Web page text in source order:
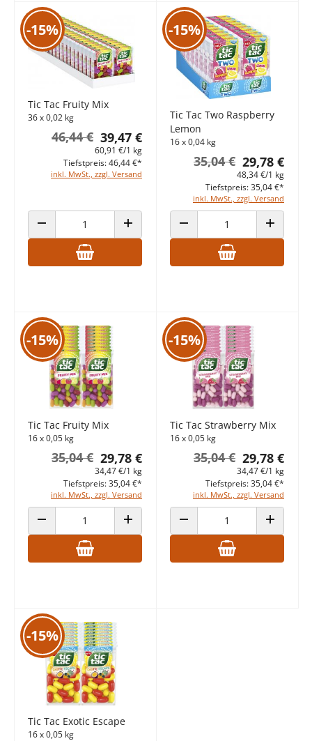
-15%
Tic Tac Fruity Mix
36 x 0,02 kg
39,47 €
46,44 €
60,91 €/1 kg
inkl. MwSt., zzgl. Versand
Tiefstpreis: 46,44 €*
ANZAHL VERRINGERN ANZAHL ERHÖHEN
-15%
Tic Tac Two Raspberry
Lemon
16 x 0,04 kg
29,78 €
35,04 €
48,34 €/1 kg
inkl. MwSt., zzgl. Versand
Tiefstpreis: 35,04 €*
ANZAHL VERRINGERN ANZAHL
-15%
Tic Tac Fruity Mix
16 x 0,05 kg
29,78 €
35,04 €
34,47 €/1 kg
inkl. MwSt., zzgl. Versand
Tiefstpreis: 35,04 €*
ANZAHL VERRINGERN ANZAHL ERHÖHEN
-15%
Tic Tac Strawberry Mix
16 x 0,05 kg
29,78 €
35,04 €
34,47 €/1 kg
inkl. MwSt., zzgl. Versand
Tiefstpreis: 35,04 €*
ANZAHL VERRINGERN ANZAHL
-15%
Tic Tac Exotic Escape
16 x 0,05 kg